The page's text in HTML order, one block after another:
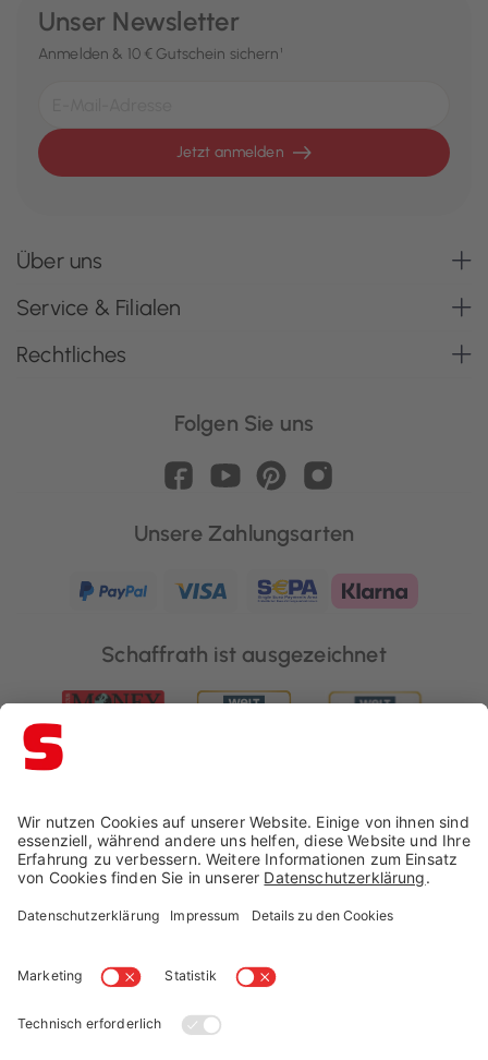
Unser Newsletter
Anmelden & 10 € Gutschein sichern¹
Jetzt anmelden
Über uns
Service & Filialen
Rechtliches
Folgen Sie uns
Unsere Zahlungsarten
Schaffrath ist ausgezeichnet